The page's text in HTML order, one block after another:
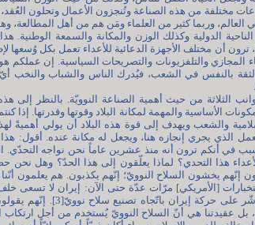
مختلفة من هذه الصناعة وتُنجزون الأعمال وتحلون العُقد،
العالم، وربما كثير من العلماء ومَن هم من أهل المطالعة،
الدولية وكذلك الوزن والمكانة والسمعة الوطنية.
أن مختلف الأجهزة الدعائية للأعداء تعمل بكل وُسعها
والتلفزيونات والتصريحات السياسية. إن عملكم هو
بالنفس في الشعب، فيُدرك الناس والشباب والنخب
الثلاثة من حيث أهمية الصناعة النوويّة. بالنظر إلى
الأساسية والمهمة لمكانة البلاد وقوتها وقدرتها.
والشعب ويهدف إلى قوة هذه البلاد أن يولي أهميةً
الذي يجري إنجازه هنا، ويجعل له مكانة عنده. أقول:
في أنكم ترون أنه منذ عشرين عاماً نحن نواجه
الأعداء هذا التحدي؟ لماذا يعلّقون إلى هذا الحدّ؟ وهل
إنّهم يخشون السلاح النوويّ؛ إنّهم يكذبون. هم يعلمون
[الأمريكي] مرّات عدّة حتى الآن: إيران لا تسعى خلف
مرّتين وقالوا إنّه لا مؤشّر
بل عقيدتنا هي أنّ السلاح النوويّ يُستخدم من أجل ارتكاب